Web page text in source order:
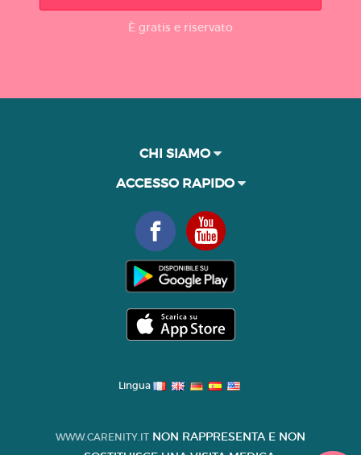
È gratis e riservato
CHI SIAMO
ACCESSO RAPIDO
Lingua
WWW.CARENITY.IT NON RAPPRESENTA E NON